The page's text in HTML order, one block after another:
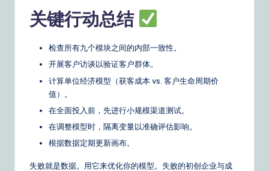
关键行动总结
检查所有九个模块之间的内部一致性。
开展客户访谈以验证客户群体。
计算单位经济模型（获客成本 vs. 客户生命周期价
值）。
在全面投入前，先进行小规模渠道测试。
在调整模型时，隔离变量以准确评估影响。
根据数据定期更新画布。
失败就是数据。用它来优化你的模型。失败的初创企业与成